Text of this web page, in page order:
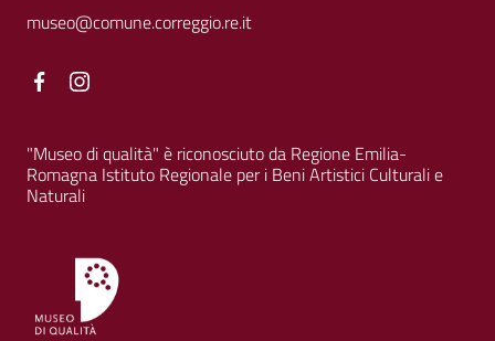
museo@comune.correggio.re.it
Facebook
"Museo di qualità" è riconosciuto da Regione Emilia-
Romagna Istituto Regionale per i Beni Artistici Culturali e
Naturali